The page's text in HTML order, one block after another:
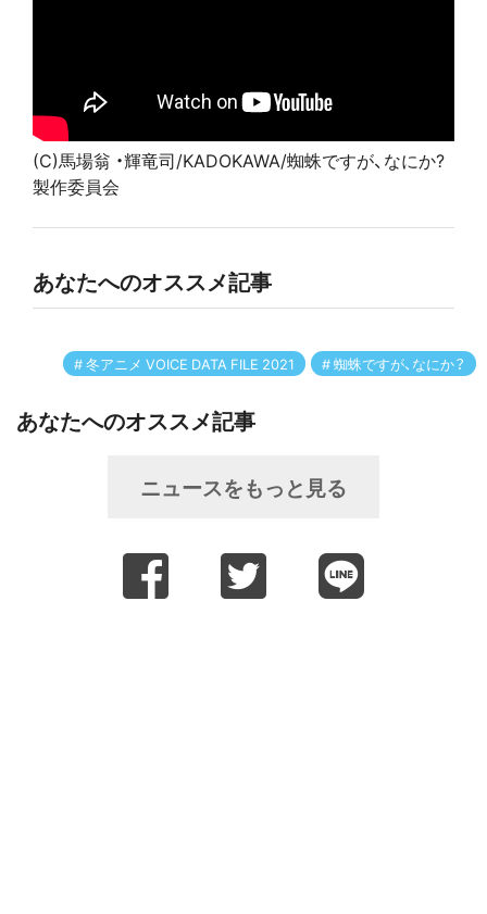
(C)馬場翁 ・輝竜司/KADOKAWA/蜘蛛ですが、なにか?
製作委員会
あなたへのオススメ記事
冬アニメ VOICE DATA FILE 2021 蜘蛛ですが、なにか？
あなたへのオススメ記事
ニュースをもっと見る